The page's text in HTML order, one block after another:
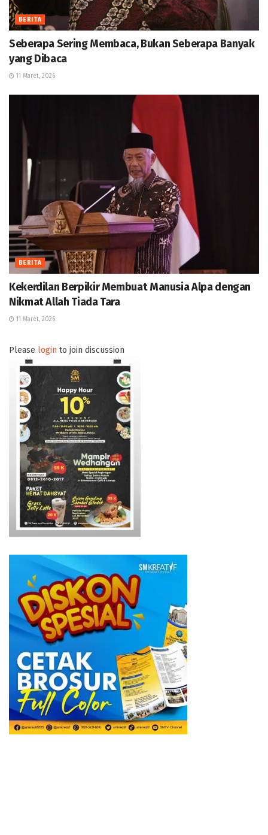
BERITA
Seberapa Sering Membaca, Bukan Seberapa Banyak
yang Dibaca
11 Maret, 2026
BERITA
Kekerdilan Berpikir Membuat Manusia Alpa dengan
Nikmat Allah Tiada Tara
11 Maret, 2026
Please login to join discussion